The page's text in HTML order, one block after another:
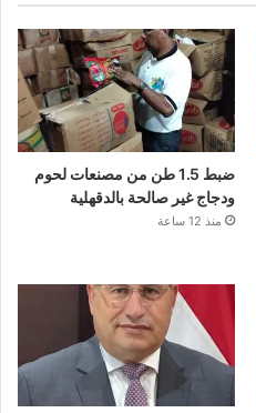
ضبط 1.5 طن من مصنعات لحوم
ودجاج غير صالحة بالدقهلية
منذ 12 ساعة